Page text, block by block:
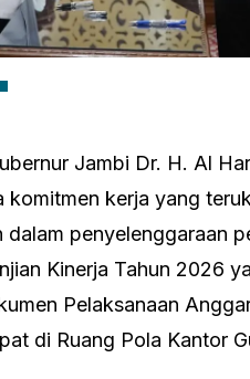
Jambi Dr. H. Al
komitmen kerja yang
penyelenggaraan
Kinerja Tahun 2026
Pelaksanaan
di Ruang Pola Kantor